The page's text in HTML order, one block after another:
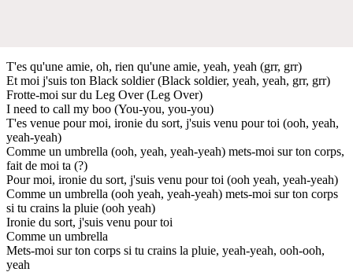
T'es qu'une amie, oh, rien qu'une amie, yeah, yeah (grr, grr)
Et moi j'suis ton Black soldier (Black soldier, yeah, yeah, grr, grr)
Frotte-moi sur du Leg Over (Leg Over)
I need to call my boo (You-you, you-you)
T'es venue pour moi, ironie du sort, j'suis venu pour toi (ooh, yeah,
yeah-yeah)
Comme un umbrella (ooh, yeah, yeah-yeah) mets-moi sur ton corps,
fait de moi ta (?)
Pour moi, ironie du sort, j'suis venu pour toi (ooh yeah, yeah-yeah)
Comme un umbrella (ooh yeah, yeah-yeah) mets-moi sur ton corps
si tu crains la pluie (ooh yeah)
Ironie du sort, j'suis venu pour toi
Comme un umbrella
Mets-moi sur ton corps si tu crains la pluie, yeah-yeah, ooh-ooh,
yeah